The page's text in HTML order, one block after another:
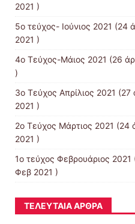
2021 )
5ο τεύχος- Ιούνιος 2021 (24
2021 )
4o Tεύχος-Μάιος 2021 (26
)
3ο Τεύχος Απρίλιος 2021 (27
2021 )
2o Tεύχος Μάρτιος 2021 (24
2021 )
1ο τεύχος Φεβρουάριος 2021
Φεβ 2021 )
ΤΕΛΕΥΤΑΊΑ ΆΡΘΡΑ